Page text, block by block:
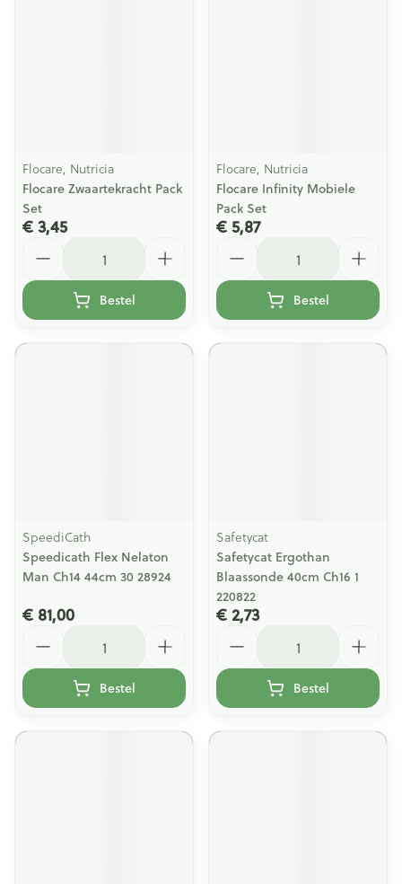
Flocare, Nutricia
Flocare Zwaartekracht Pack
Set
€ 3,45
Bestel
Flocare, Nutricia
Flocare Infinity Mobiele
Pack Set
€ 5,87
Bestel
SpeediCath
Speedicath Flex Nelaton
Man Ch14 44cm 30 28924
€ 81,00
Bestel
Safetycat
Safetycat Ergothan
Blaassonde 40cm Ch16 1
220822
€ 2,73
Bestel